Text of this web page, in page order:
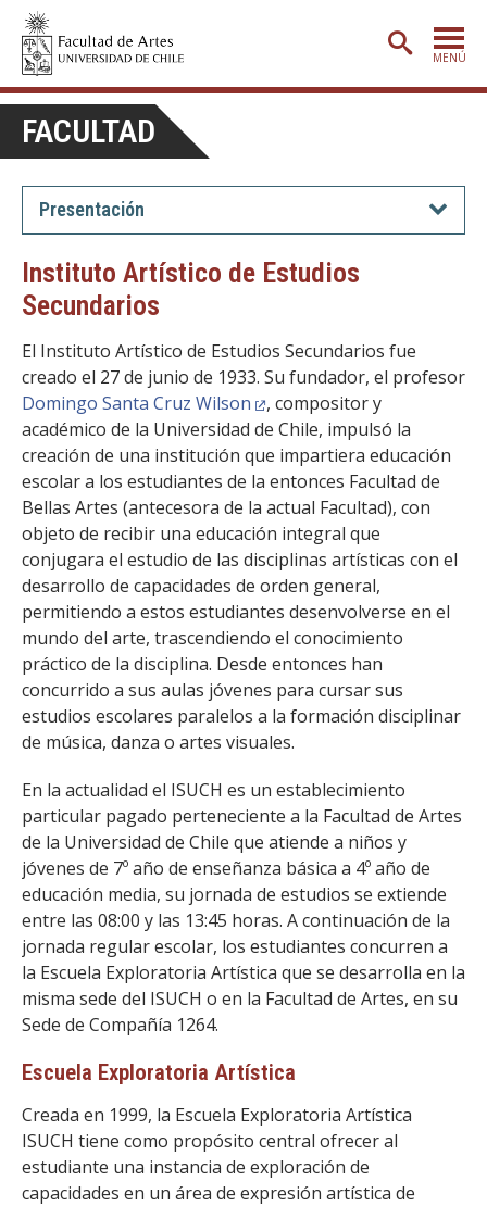
MENÚ
ADMISIÓN
CARRERAS
POSTGRADO
CREACIÓN E INVESTIGACIÓN
BIBLIOTECA
DEPARTAMENTOS
FACULTAD
Estudiantes
Académicas/os
Funcionarias/os
Egresadas/os
FACULTAD
Presentación
Instituto Artístico de Estudios
Secundarios
El Instituto Artístico de Estudios Secundarios fue
creado el 27 de junio de 1933. Su fundador, el profesor
Domingo Santa Cruz Wilson
, compositor y
académico de la Universidad de Chile, impulsó la
creación de una institución que impartiera educación
escolar a los estudiantes de la entonces Facultad de
Bellas Artes (antecesora de la actual Facultad), con
objeto de recibir una educación integral que
conjugara el estudio de las disciplinas artísticas con el
desarrollo de capacidades de orden general,
permitiendo a estos estudiantes desenvolverse en el
mundo del arte, trascendiendo el conocimiento
práctico de la disciplina. Desde entonces han
concurrido a sus aulas jóvenes para cursar sus
estudios escolares paralelos a la formación disciplinar
de música, danza o artes visuales.
En la actualidad el ISUCH es un establecimiento
particular pagado perteneciente a la Facultad de Artes
de la Universidad de Chile que atiende a niños y
jóvenes de 7º año de enseñanza básica a 4º año de
educación media, su jornada de estudios se extiende
entre las 08:00 y las 13:45 horas. A continuación de la
jornada regular escolar, los estudiantes concurren a
la Escuela Exploratoria Artística que se desarrolla en la
misma sede del ISUCH o en la Facultad de Artes, en su
Sede de Compañía 1264.
Escuela Exploratoria Artística
Creada en 1999, la Escuela Exploratoria Artística
ISUCH tiene como propósito central ofrecer al
estudiante una instancia de exploración de
capacidades en un área de expresión artística de